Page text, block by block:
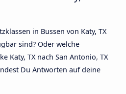
in Bussen von Katy, TX
sind? Oder welche
Katy, TX nach San Antonio, TX
Du Antworten auf deine